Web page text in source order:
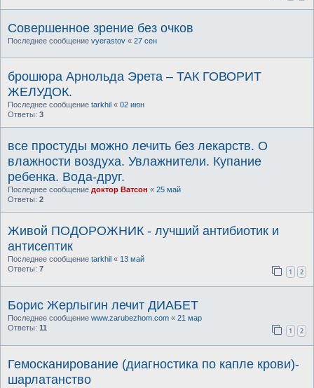
Совершенное зрение без очков
Последнее сообщение vyerastov « 27 сен
брошюра Арнольда Эрета – ТАК ГОВОРИТ
ЖЕЛУДОК.
Последнее сообщение tarkhil « 02 июн
Ответы: 3
все простуды можно лечить без лекарств. О
влажности воздуха. Увлажнители. Купание
ребенка. Вода-друг.
Последнее сообщение доктор Ватсон « 25 май
Ответы: 2
Живой ПОДОРОЖНИК - лучший антибиотик и
антисептик
Последнее сообщение tarkhil « 13 май
Ответы: 7 1 2
Борис Жерлыгин лечит ДИАБЕТ
Последнее сообщение www.zarubezhom.com « 21 мар
Ответы: 11 1 2
Гемосканирование (диагностика по капле крови)-
шарлатанство